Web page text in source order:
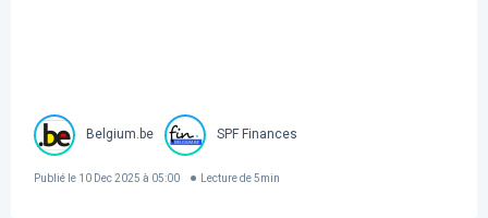
Belgium.be SPF Finances
Publié le 10 Dec 2025 à 05:00 Lecture de 5min